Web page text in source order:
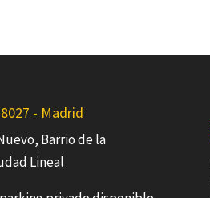
- Madrid
Barrio de la
Lineal